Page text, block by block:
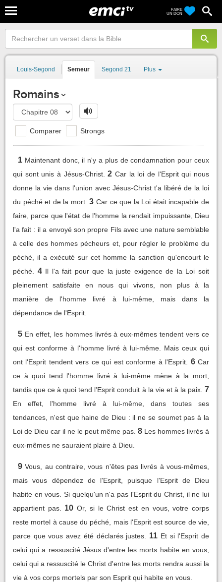
FAIRE
UN DON
Louis-Segond Semeur Segond 21 Plus
Romains
Comparer Strongs
1 Maintenant donc, il n'y a plus de condamnation pour ceux
qui sont unis à Jésus-Christ. 2 Car la loi de l'Esprit qui nous
donne la vie dans l'union avec Jésus-Christ t'a libéré de la loi
du péché et de la mort. 3 Car ce que la Loi était incapable de
faire, parce que l'état de l'homme la rendait impuissante, Dieu
l'a fait : il a envoyé son propre Fils avec une nature semblable
à celle des hommes pécheurs et, pour régler le problème du
péché, il a exécuté sur cet homme la sanction qu'encourt le
péché.
4 Il l'a fait pour que la juste exigence de la Loi soit
pleinement satisfaite en nous qui vivons, non plus à la
manière de l'homme livré à lui-même, mais dans la
dépendance de l'Esprit.
5 En effet, les hommes livrés à eux-mêmes tendent vers ce
qui est conforme à l'homme livré à lui-même. Mais ceux qui
ont l'Esprit tendent vers ce qui est conforme à l'Esprit.
6 Car
ce à quoi tend l'homme livré à lui-même mène à la mort,
tandis que ce à quoi tend l'Esprit conduit à la vie et à la paix. 7
En effet, l'homme livré à lui-même, dans toutes ses
tendances, n'est que haine de Dieu : il ne se soumet pas à la
Loi de Dieu car il ne le peut même pas. 8 Les hommes livrés à
eux-mêmes ne sauraient plaire à Dieu.
9 Vous, au contraire, vous n'êtes pas livrés à vous-mêmes,
mais vous dépendez de l'Esprit, puisque l'Esprit de Dieu
habite en vous. Si quelqu'un n'a pas l'Esprit du Christ, il ne lui
appartient pas.
10 Or, si le Christ est en vous, votre corps
reste mortel à cause du péché, mais l'Esprit est source de vie,
parce que vous avez été déclarés justes.
11 Et si l'Esprit de
celui qui a ressuscité Jésus d'entre les morts habite en vous,
celui qui a ressuscité le Christ d'entre les morts rendra aussi la
vie à vos corps mortels par son Esprit qui habite en vous.